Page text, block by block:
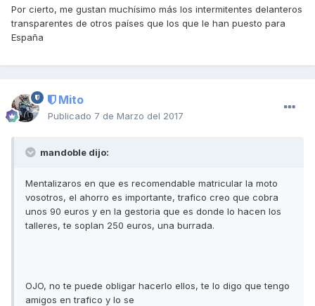
Por cierto, me gustan muchísimo más los intermitentes delanteros
transparentes de otros países que los que le han puesto para
España
Mito
Publicado 7 de Marzo del 2017
mandoble dijo:
Mentalizaros en que es recomendable matricular la moto
vosotros, el ahorro es importante, trafico creo que cobra
unos 90 euros y en la gestoria que es donde lo hacen los
talleres, te soplan 250 euros, una burrada.
OJO, no te puede obligar hacerlo ellos, te lo digo que tengo
amigos en trafico y lo se